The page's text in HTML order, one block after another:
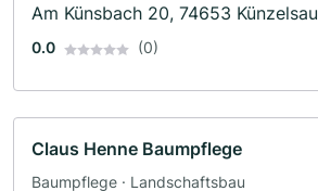
Am Künsbach 20, 74653 Künzelsau
0.0 (0)
Claus Henne Baumpflege
Baumpflege · Landschaftsbau